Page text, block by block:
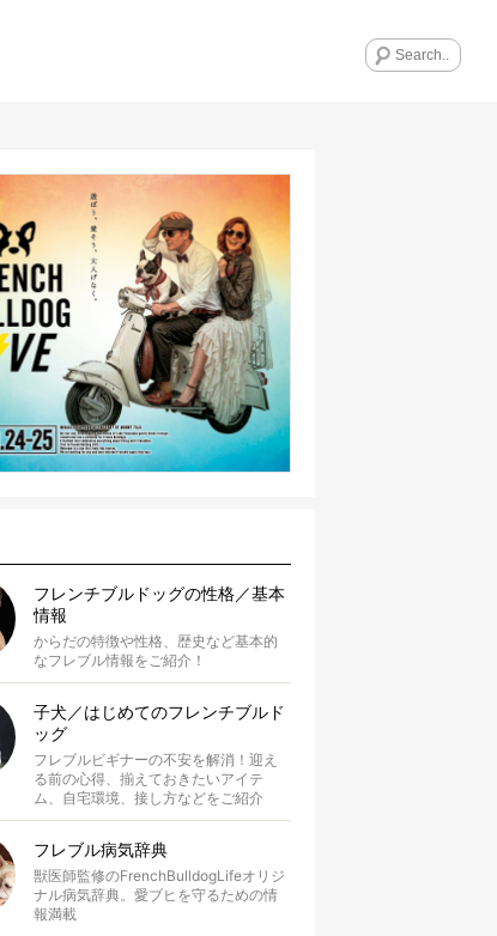
フレンチブルドッグの性格／基本
情報
からだの特徴や性格、歴史など基本的
なフレブル情報をご紹介！
子犬／はじめてのフレンチブルド
ッグ
フレブルビギナーの不安を解消！迎え
る前の心得、揃えておきたいアイテ
ム、自宅環境、接し方などをご紹介
フレブル病気辞典
獣医師監修のFrenchBulldogLifeオリジ
ナル病気辞典。愛ブヒを守るための情
報満載